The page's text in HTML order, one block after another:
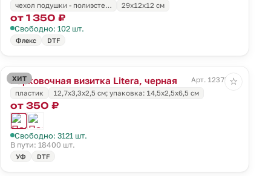
чехол подушки - полиэсте… 29х12х12 см
от 1 350 ₽
Свободно: 102 шт.
Флекс DTF
ХИТ
Парковочная визитка Litera, черная
Арт. 12375.30
пластик
12,7х3,3х2,5 см; упаковка: 14,5х2,5х6,5 см
от 350 ₽
Свободно: 3121 шт.
В пути: 18400 шт.
УФ DTF
☆